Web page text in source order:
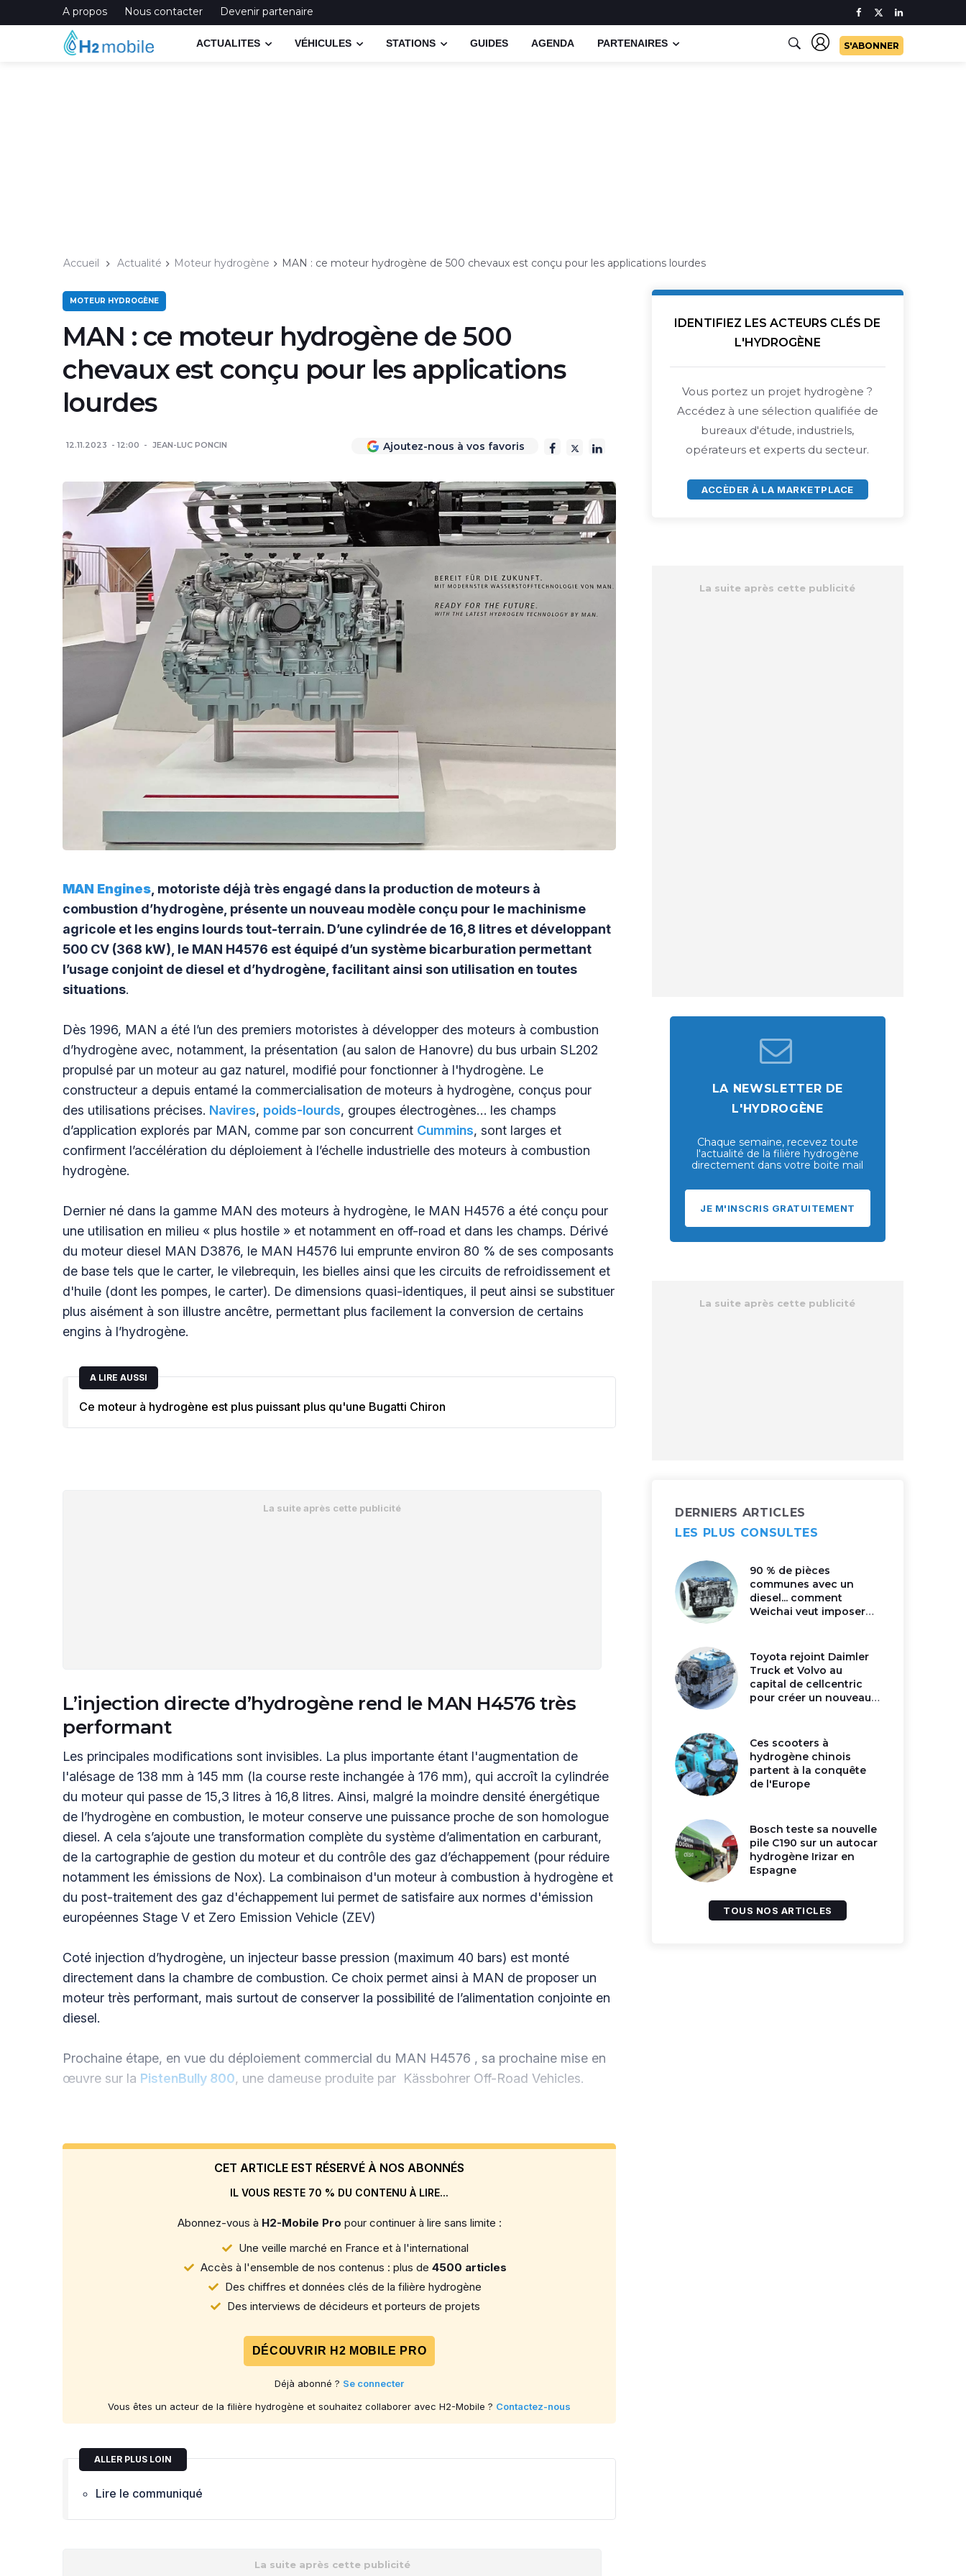
A propos Nous contacter Devenir partenaire
ACTUALITES VÉHICULES STATIONS GUIDES AGENDA PARTENAIRES S'ABONNER
Accueil Actualité Moteur hydrogène MAN : ce moteur hydrogène de 500 chevaux est conçu pour les applications lourdes
MOTEUR HYDROGÈNE
MAN : ce moteur hydrogène de 500
chevaux est conçu pour les applications
lourdes
12.11.2023 12:00 JEAN-LUC PONCIN Ajoutez-nous à vos favoris
MAN Engines , motoriste déjà très engagé dans la production de moteurs à
combustion d’hydrogène, présente un nouveau modèle conçu pour le machinisme
agricole et les engins lourds tout-terrain. D’une cylindrée de 16,8 litres et développant
500 CV (368 kW), le MAN H4576 est équipé d’un système bicarburation permettant
l’usage conjoint de diesel et d’hydrogène, facilitant ainsi son utilisation en toutes
situations.
Dès 1996, MAN a été l’un des premiers motoristes à développer des moteurs à combustion
d’hydrogène avec, notamment, la présentation (au salon de Hanovre) du bus urbain SL202
propulsé par un moteur au gaz naturel, modifié pour fonctionner à l'hydrogène. Le
constructeur a depuis entamé la commercialisation de moteurs à hydrogène, conçus pour
des utilisations précises. Navires, poids-lourds, groupes électrogènes… les champs
d’application explorés par MAN, comme par son concurrent Cummins, sont larges et
confirment l’accélération du déploiement à l’échelle industrielle des moteurs à combustion
hydrogène.
Dernier né dans la gamme MAN des moteurs à hydrogène, le MAN H4576 a été conçu pour
une utilisation en milieu « plus hostile » et notamment en off-road et dans les champs. Dérivé
du moteur diesel MAN D3876, le MAN H4576 lui emprunte environ 80 % de ses composants
de base tels que le carter, le vilebrequin, les bielles ainsi que les circuits de refroidissement et
d'huile (dont les pompes, le carter). De dimensions quasi-identiques, il peut ainsi se substituer
plus aisément à son illustre ancêtre, permettant plus facilement la conversion de certains
engins à l’hydrogène.
A LIRE AUSSI
Ce moteur à hydrogène est plus puissant plus qu'une Bugatti Chiron
L’injection directe d’hydrogène rend le MAN H4576 très
performant
Les principales modifications sont invisibles. La plus importante étant l'augmentation de
l'alésage de 138 mm à 145 mm (la course reste inchangée à 176 mm), qui accroît la cylindrée
du moteur qui passe de 15,3 litres à 16,8 litres. Ainsi, malgré la moindre densité énergétique
de l’hydrogène en combustion, le moteur conserve une puissance proche de son homologue
diesel. A cela s’ajoute une transformation complète du système d’alimentation en carburant,
de la cartographie de gestion du moteur et du contrôle des gaz d’échappement (pour réduire
notamment les émissions de Nox). La combinaison d'un moteur à combustion à hydrogène et
du post-traitement des gaz d'échappement lui permet de satisfaire aux normes d'émission
européennes Stage V et Zero Emission Vehicle (ZEV)
Coté injection d’hydrogène, un injecteur basse pression (maximum 40 bars) est monté
directement dans la chambre de combustion. Ce choix permet ainsi à MAN de proposer un
moteur très performant, mais surtout de conserver la possibilité de l’alimentation conjointe en
diesel.
Prochaine étape, en vue du déploiement commercial du MAN H4576 , sa prochaine mise en
œuvre sur la PistenBully 800, une dameuse produite par Kässbohrer Off-Road Vehicles.
CET ARTICLE EST RÉSERVÉ À NOS ABONNÉS
IL VOUS RESTE 70 % DU CONTENU À LIRE...
Abonnez-vous à H2-Mobile Pro pour continuer à lire sans limite :
Une veille marché en France et à l'international
Accès à l'ensemble de nos contenus : plus de 4500 articles
Des chiffres et données clés de la filière hydrogène
Des interviews de décideurs et porteurs de projets
DÉCOUVRIR H2 MOBILE PRO
Déjà abonné ? Se connecter
Vous êtes un acteur de la filière hydrogène et souhaitez collaborer avec H2-Mobile ? Contactez-nous
ALLER PLUS LOIN
Lire le communiqué
IDENTIFIEZ LES ACTEURS CLÉS DE
L'HYDROGÈNE
Vous portez un projet hydrogène ?
Accédez à une sélection qualifiée de
bureaux d'étude, industriels,
opérateurs et experts du secteur.
ACCÈDER À LA MARKETPLACE
LA NEWSLETTER DE
L'HYDROGÈNE
Chaque semaine, recevez toute
l'actualité de la filière hydrogène
directement dans votre boite mail
JE M'INSCRIS GRATUITEMENT
DERNIERS ARTICLES
LES PLUS CONSULTES
90 % de pièces
communes avec un
diesel... comment
Weichai veut imposer
Toyota rejoint Daimler
Truck et Volvo au
capital de cellcentric
pour créer un nouveau
Ces scooters à
hydrogène chinois
partent à la conquête
de l'Europe
Bosch teste sa nouvelle
pile C190 sur un autocar
hydrogène Irizar en
Espagne
TOUS NOS ARTICLES